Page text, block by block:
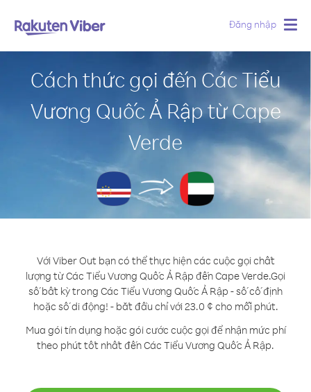
Đăng nhập
Cách thức gọi đến Các Tiểu
Vương Quốc Ả Rập từ Cape
Verde
Với Viber Out bạn có thể thực hiện các cuộc gọi chất
lượng từ Các Tiểu Vương Quốc Ả Rập đến Cape Verde.Gọi
số bất kỳ trong Các Tiểu Vương Quốc Ả Rập - số cố định
hoặc số di động! - bắt đầu chỉ với 23.0 ¢ cho mỗi phút.
Mua gói tín dụng hoặc gói cước cuộc gọi để nhận mức phí
theo phút tốt nhất đến Các Tiểu Vương Quốc Ả Rập.